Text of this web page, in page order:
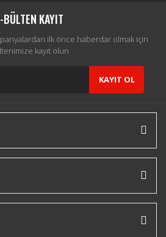
BÜLTEN KAYIT
ilk önce haberdar olmak için
kayıt olun
KAYIT OL